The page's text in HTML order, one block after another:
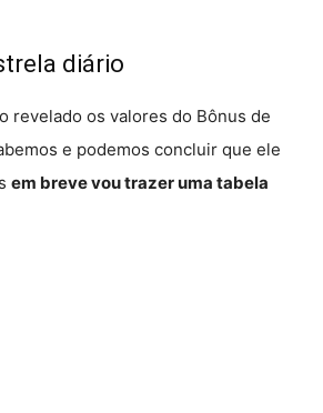
diário
revelado os valores do Bônus de
e podemos concluir que ele
em breve vou trazer uma tabela